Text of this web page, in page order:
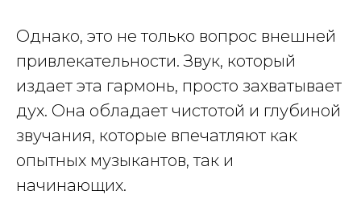
Однако, это не только вопрос внешней
привлекательности. Звук, который
издает эта гармонь, просто захватывает
дух. Она обладает чистотой и глубиной
звучания, которые впечатляют как
опытных музыкантов, так и
начинающих.